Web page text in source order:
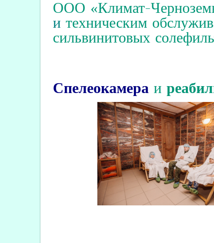
ООО «Климат-
и техническим
сильвинитовых
Спелеокамера и